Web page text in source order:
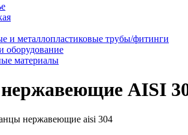
и металлопластиковые трубы/фитинги
оборудование
материалы
AISI
нержавеющие aisi 304